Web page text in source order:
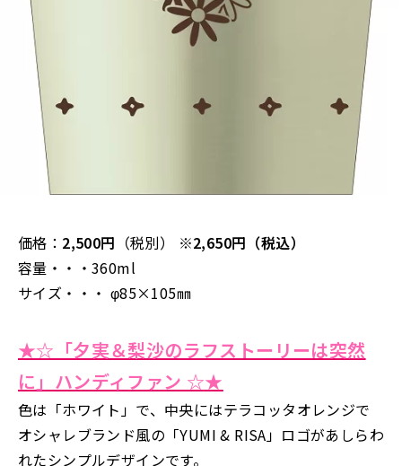
価格： 2,500円 （税別） ※2,650円（税込）
容量・・・360ml
サイズ・・・ φ85×105㎜
★☆「夕実＆梨沙のラフストーリーは突然
に」ハンディファン ☆★
色は「ホワイト」で、中央にはテラコッタオレンジで
オシャレブランド風の「YUMI & RISA」ロゴがあしらわ
れたシンプルデザインです。